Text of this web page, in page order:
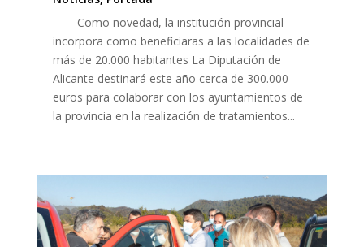
Como novedad, la institución provincial
incorpora como beneficiaras a las localidades de
más de 20.000 habitantes La Diputación de
Alicante destinará este año cerca de 300.000
euros para colaborar con los ayuntamientos de
la provincia en la realización de tratamientos...